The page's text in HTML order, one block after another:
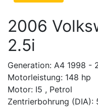
2006
2.5i
Generation: A4 1998 -
Motorleistung: 148 hp
Motor: I5 , Petrol
Zentrierbohrung (DIA):